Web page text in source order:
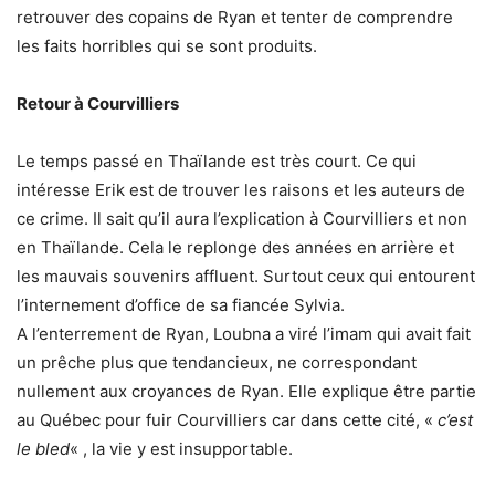
retrouver des copains de Ryan et tenter de comprendre
les faits horribles qui se sont produits.
Retour à Courvilliers
Le temps passé en Thaïlande est très court. Ce qui
intéresse Erik est de trouver les raisons et les auteurs de
ce crime. Il sait qu’il aura l’explication à Courvilliers et non
en Thaïlande. Cela le replonge des années en arrière et
les mauvais souvenirs affluent. Surtout ceux qui entourent
l’internement d’office de sa fiancée Sylvia.
A l’enterrement de Ryan, Loubna a viré l’imam qui avait fait
un prêche plus que tendancieux, ne correspondant
nullement aux croyances de Ryan. Elle explique être partie
au Québec pour fuir Courvilliers car dans cette cité, « c’est
le bled« , la vie y est insupportable.